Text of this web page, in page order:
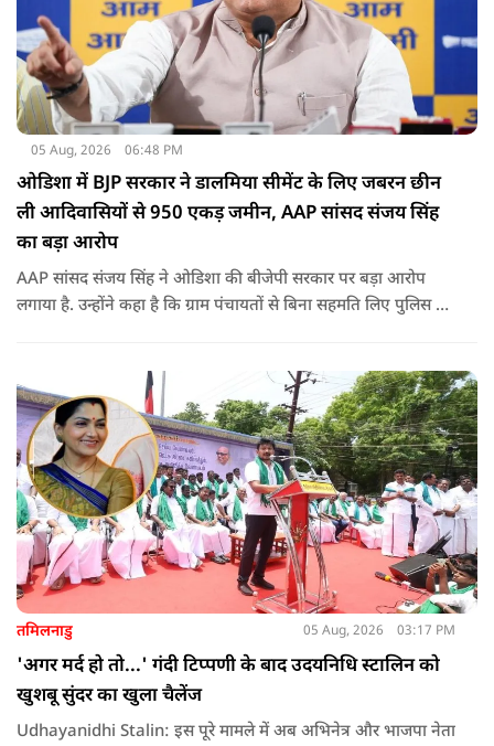
05 Aug, 2026 06:48 PM
ओडिशा में BJP सरकार ने डालमिया सीमेंट के लिए जबरन छीन
ली आदिवासियों से 950 एकड़ जमीन, AAP सांसद संजय सिंह
का बड़ा आरोप
AAP सांसद संजय सिंह ने ओडिशा की बीजेपी सरकार पर बड़ा आरोप
लगाया है. उन्होंने कहा है कि ग्राम पंचायतों से बिना सहमति लिए पुलिस के
तमिलनाडु 05 Aug, 2026 03:17 PM
'अगर मर्द हो तो...' गंदी टिप्पणी के बाद उदयनिधि स्टालिन को
खुशबू सुंदर का खुला चैलेंज
Udhayanidhi Stalin: इस पूरे मामले में अब अभिनेत्र और भाजपा नेता